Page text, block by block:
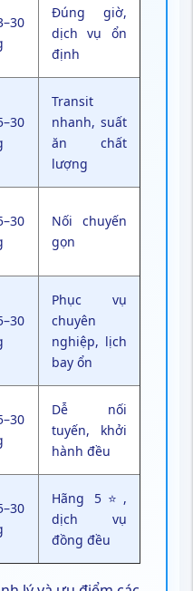
Đúng giờ,
dịch vụ ổn
định
Transit
nhanh, suất
ăn chất
lượng
Nối chuyến
gọn
Phục vụ
chuyên
nghiệp, lịch
bay ổn
Dễ nối
tuyến, khởi
hành đều
Hãng 5⭐,
dịch vụ
đồng đều